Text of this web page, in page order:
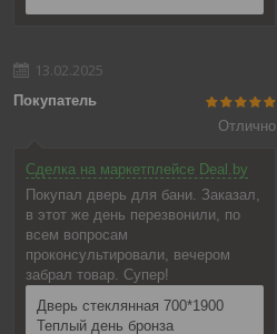
13.02.2025
Покупатель
Отлично
Сделка на маркетплейсе Deal.by
Покупал дверь для бани. Заказал,
в этот же день перезвонили, по
всем вопросам
проконсультировали, вечером
забрал товар. Супер!
Дверь стеклянная 700*1900
Теплый день бронза